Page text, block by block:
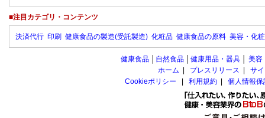
■注目カテゴリ・コンテンツ
決済代行 印刷 健康食品の製造(受託製造) 化粧品 健康食品の原料 美容・化
健康食品 自然食品 健康用品・器具 美容
ホーム
プレスリリース
サ
Cookieポリシー
利用規約 個人情報